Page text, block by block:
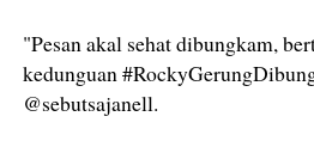
"Pesan akal sehat dibungkam,
kedunguan
@sebutsajanell.